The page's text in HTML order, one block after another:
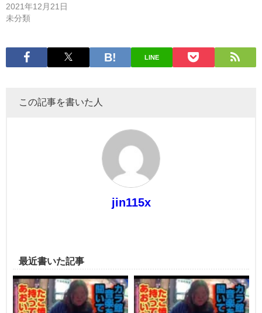
2021年12月21日
未分類
LINE
この記事を書いた人
jin115x
最近書いた記事